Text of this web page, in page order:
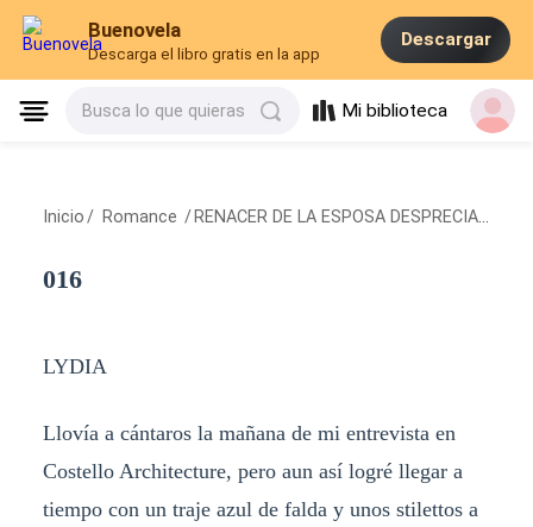
Buenovela
Descarga el libro gratis en la app
Descargar
Busca lo que quieras Mi biblioteca
Inicio / Romance / RENACER DE LA ESPOSA DESPRECIADA
016
LYDIA
Llovía a cántaros la mañana de mi entrevista en
Costello Architecture, pero aun así logré llegar a
tiempo con un traje azul de falda y unos stilettos a